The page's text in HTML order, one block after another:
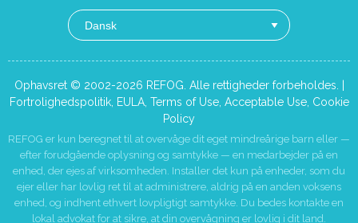
Ophavsret © 2002-2026 REFOG. Alle rettigheder forbeholdes. |
Fortrolighedspolitik, EULA, Terms of Use, Acceptable Use, Cookie
Policy
REFOG er kun beregnet til at overvåge dit eget mindreårige barn eller —
efter forudgående oplysning og samtykke — en medarbejder på en
enhed, der ejes af virksomheden. Installer det kun på enheder, som du
ejer eller har lovlig ret til at administrere, aldrig på en anden voksens
enhed, og indhent ethvert lovpligtigt samtykke. Du bedes kontakte en
lokal advokat for at sikre, at din overvågning er lovlig i dit land.